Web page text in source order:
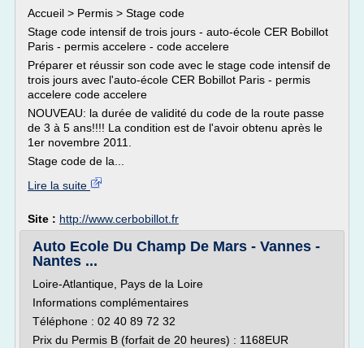
Accueil > Permis > Stage code
Stage code intensif de trois jours - auto-école CER Bobillot
Paris - permis accelere - code accelere
Préparer et réussir son code avec le stage code intensif de
trois jours avec l'auto-école CER Bobillot Paris - permis
accelere code accelere
NOUVEAU: la durée de validité du code de la route passe
de 3 à 5 ans!!!! La condition est de l'avoir obtenu après le
1er novembre 2011.
Stage code de la...
Lire la suite
Site : http://www.cerbobillot.fr
Auto Ecole Du Champ De Mars - Vannes -
Nantes ...
Loire-Atlantique, Pays de la Loire
Informations complémentaires
Téléphone : 02 40 89 72 32
Prix du Permis B (forfait de 20 heures) : 1168EUR